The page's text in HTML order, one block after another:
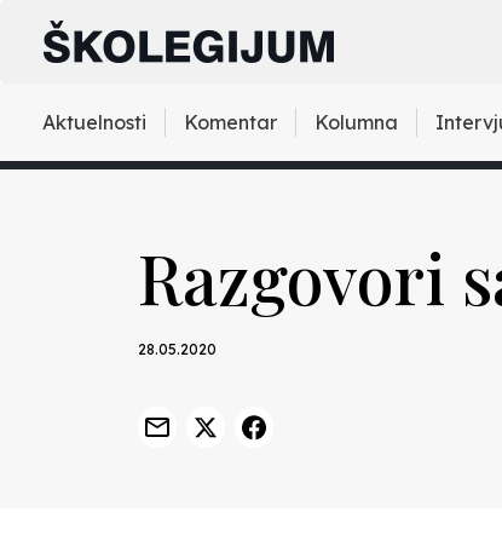
Aktuelnosti Komentar Kolumna
Razgovori
28.05.2020